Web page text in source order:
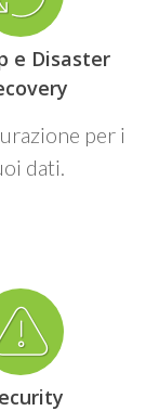
e Disaster
per i
dati.